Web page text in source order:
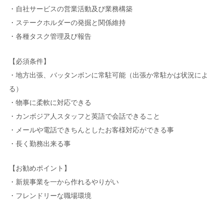
・自社サービスの営業活動及び業務構築
・ステークホルダーの発掘と関係維持
・各種タスク管理及び報告
【必須条件】
・地方出張、バッタンボンに常駐可能（出張か常駐かは状況によ
る）
・物事に柔軟に対応できる
・カンボジア人スタッフと英語で会話できること
・メールや電話できちんとしたお客様対応ができる事
・長く勤務出来る事
【お勧めポイント】
・新規事業を一から作れるやりがい
・フレンドリーな職場環境